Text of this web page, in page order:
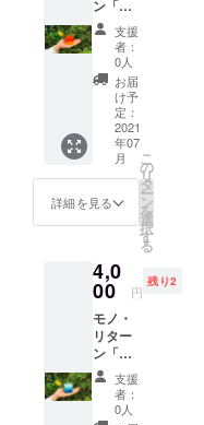
送りい
たしま
す。
Google
Photoを
利用
し、ク
ラウド
上でご
覧いた
だける
形とさ
せてい
ただき
③雨天
等によ
り延期
になっ
てし
まった
場合
は、自
動的に
も嬉し
く思い
す！！
思いま
す。こ
のお時
間帯に
お越し
いただ
くこと
が必須
となり
ます。
※２：
データ
提出は
転送
サービ
スやク
ラウド
を利用
しま
す。ご
登録の
メール
アドレ
スやク
ラウド
を利用
しま
す。
Google
Photoを
利用さ
せてい
ただく
す。ご
登録の
アドレ
スに
URLを
送付さ
せてい
ただき
ます。
メール
アドレ
スに
URLを
送付さ
せてい
ただき
す。
※Kame
氏には
毎回ラ
キャン
ドル装
飾を
担って
いただ
いてお
りま
す。
また、
当日ご
来場の
際に
キャン
ドルを
持ち
帰って
いただ
きま
１．
キャン
もしく
は作家
のキャ
ンドル
との記
念写真
（デー
タ送
付）※１
お話が
出まし
て、
Smilax
Candle
さんか
ら教わ
りなが
らス
タッフ
みんな
でキャ
みまし
た！
フで
春・
夏・
秋・冬
をそれ
ぞれイ
とにし
たので
すが、
スタッ
フの中
から
「地上
絵だけ
ではな
く、四
季をイ
メージ
をみん
なで作
りた
い！」
という
お話が
出まし
て、
Smilax
ン「ス
タッフ
みんな
で作っ
た手作
りキャ
ンドル
その３
秋〜」
今年の
キャン
ドルの
地上絵
マを
【日本
の四
季】と
いうこ
とにし
たので
すが、
スタッ
支援
者：
0人
お届
け予
定：
2021
年07
月
詳細を見る
こ
の
リ
タ
ー
ン
を
選
択
す
る
4,0
00 円
残り2
モノ・
リター
ン「ス
タッフ
みんな
で作っ
支援
者：
0人